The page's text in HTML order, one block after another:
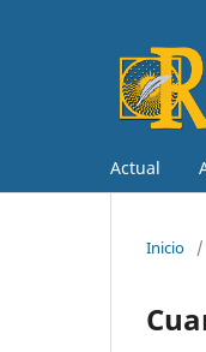
Actual
Inicio /